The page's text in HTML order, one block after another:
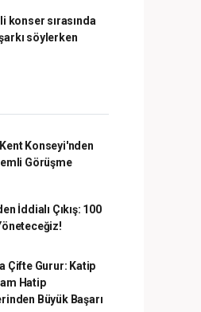
konser sırasında
söylerken
Konseyi'nden
Görüşme
İddialı Çıkış: 100
Çifte Gurur: Katip
Hatip
Büyük Başarı